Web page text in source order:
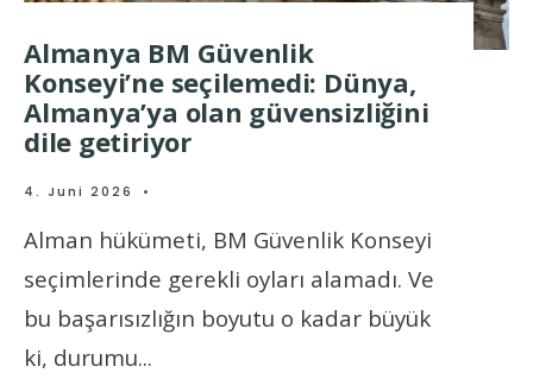
Almanya BM Güvenlik
Konseyi’ne seçilemedi: Dünya,
Almanya’ya olan güvensizliğini
dile getiriyor
4. Juni 2026 •
Alman hükümeti, BM Güvenlik Konseyi
seçimlerinde gerekli oyları alamadı. Ve
bu başarısızlığın boyutu o kadar büyük
ki, durumu...